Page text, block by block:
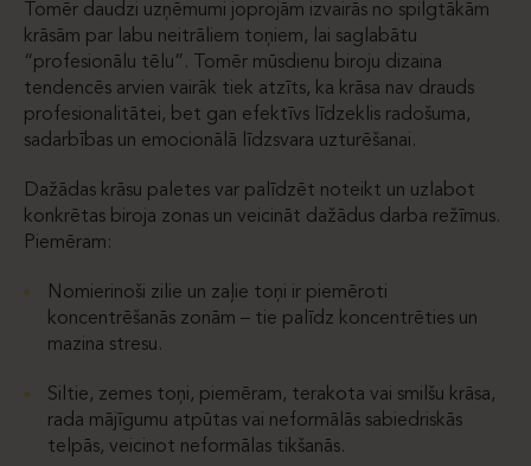
Tomēr daudzi uzņēmumi joprojām izvairās no spilgtākām
krāsām par labu neitrāliem toņiem, lai saglabātu
“profesionālu tēlu”. Tomēr mūsdienu biroju dizaina
tendencēs arvien vairāk tiek atzīts, ka krāsa nav drauds
profesionalitātei, bet gan efektīvs līdzeklis radošuma,
sadarbības un emocionālā līdzsvara uzturēšanai.
Dažādas krāsu paletes var palīdzēt noteikt un uzlabot
konkrētas biroja zonas un veicināt dažādus darba režīmus.
Piemēram:
Nomierinoši zilie un zaļie toņi ir piemēroti
koncentrēšanās zonām – tie palīdz koncentrēties un
mazina stresu.
Siltie, zemes toņi, piemēram, terakota vai smilšu krāsa,
rada mājīgumu atpūtas vai neformālās sabiedriskās
telpās, veicinot neformālas tikšanās.